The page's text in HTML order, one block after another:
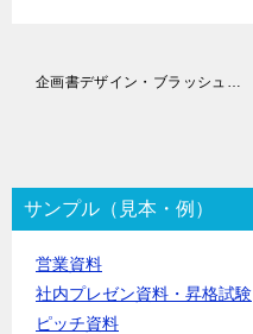
ゲ
ー
シ
サンプル（見本・例）
営業資料
社内プレゼン資料・昇格試験
ピッチ資料